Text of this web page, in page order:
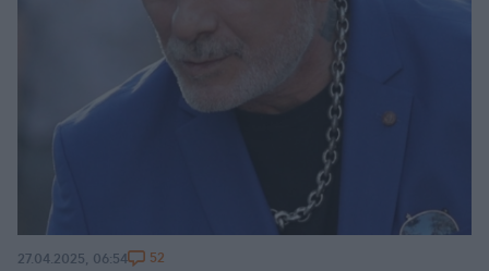
27.04.2025, 06:54 52